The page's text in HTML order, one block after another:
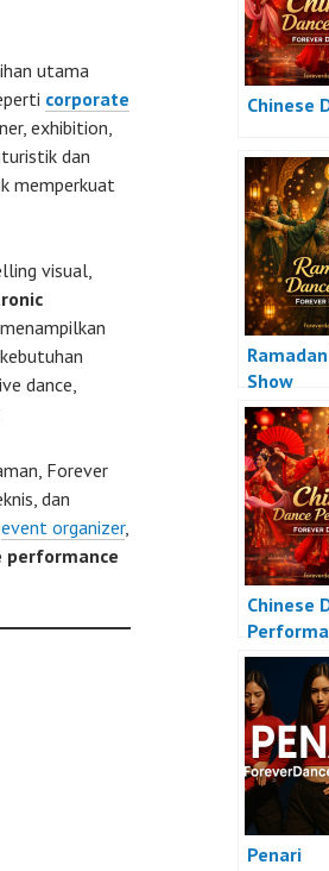
utama
corporate
exhibition,
dan
memperkuat
visual,
dance,
Forever
dan
event organizer,
Chinese
Show
Chinese
Penari